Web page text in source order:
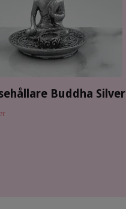
Buddha Silver